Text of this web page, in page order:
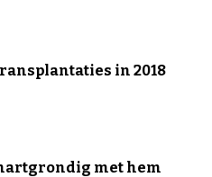
in 2018
met hem